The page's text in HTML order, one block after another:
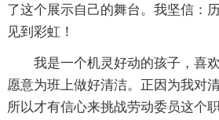
了这个展示自己的舞台。我坚信：
见到彩虹！
我是一个机灵好动的孩子，喜
愿意为班上做好清洁。正因为我对
所以才有信心来挑战劳动委员这个